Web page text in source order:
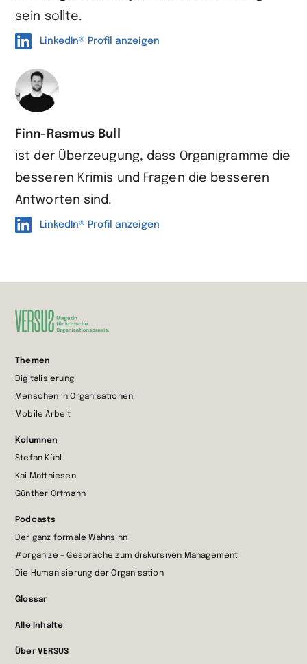
sein sollte.
LinkedIn® Profil anzeigen
Finn-Rasmus Bull
ist der Überzeugung, dass Organigramme die
besseren Krimis und Fragen die besseren
Antworten sind.
LinkedIn® Profil anzeigen
Startseite
wechseln
Themen
Digitalisierung
Menschen in Organisationen
Mobile Arbeit
Kolumnen
Stefan Kühl
Kai Matthiesen
Günther Ortmann
Podcasts
Der ganz formale Wahnsinn
#organize – Gespräche zum diskursiven Management
Die Humanisierung der Organisation
Glossar
Alle Inhalte
Über VERSUS